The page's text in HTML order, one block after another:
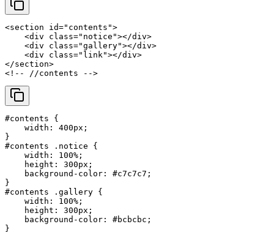
<section id="contents">
<div class="notice"></div>
<div class="gallery"></div>
<div class="link"></div>
</section>
<!-- //contents -->
#contents {
width : 400px ;
#contents
.notice {
width : 100% ;
height : 300px ;
background-color : #c7c7c7 ;
#contents
.gallery {
width : 100% ;
height : 300px ;
background-color : #bcbcbc ;